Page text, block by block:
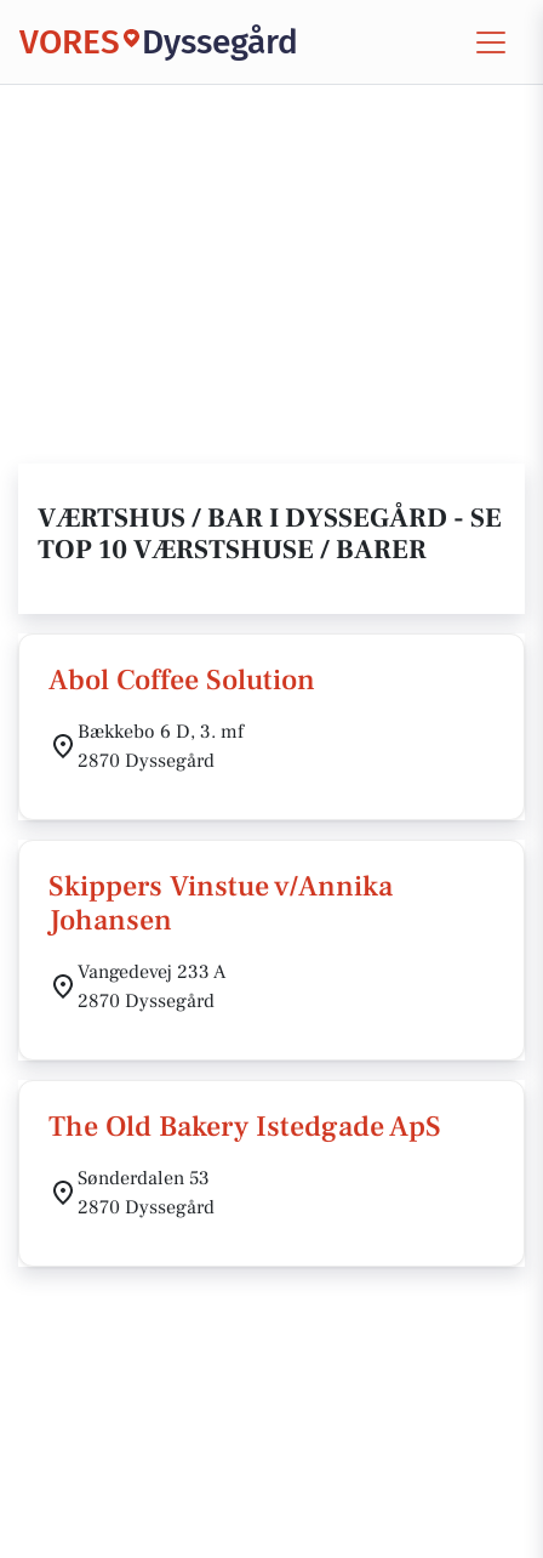
VORES Dyssegård
VÆRTSHUS / BAR I DYSSEGÅRD - SE
TOP 10 VÆRSTSHUSE / BARER
Abol Coffee Solution
Bækkebo 6 D, 3. mf
2870 Dyssegård
Skippers Vinstue v/Annika
Johansen
Vangedevej 233 A
2870 Dyssegård
The Old Bakery Istedgade ApS
Sønderdalen 53
2870 Dyssegård